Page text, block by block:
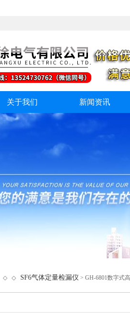
关于我们 新闻资讯
◇ ◇ SF6气体定量检漏仪 > GH-6801数字式